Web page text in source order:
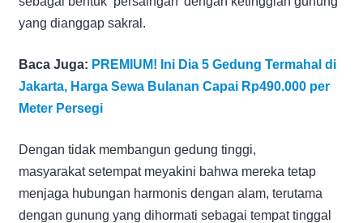
yang dianggap sakral.
Baca Juga: PREMIUM! Ini Dia 5 Gedung Termahal di
Jakarta, Harga Sewa Bulanan Capai Rp490.000 per
Meter Persegi
Dengan tidak membangun gedung tinggi,
masyarakat setempat meyakini bahwa mereka tetap
menjaga hubungan harmonis dengan alam, terutama
dengan gunung yang dihormati sebagai tempat tinggal